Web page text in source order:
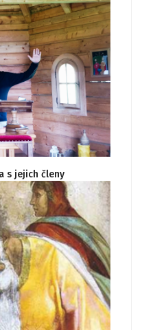
s jejich členy